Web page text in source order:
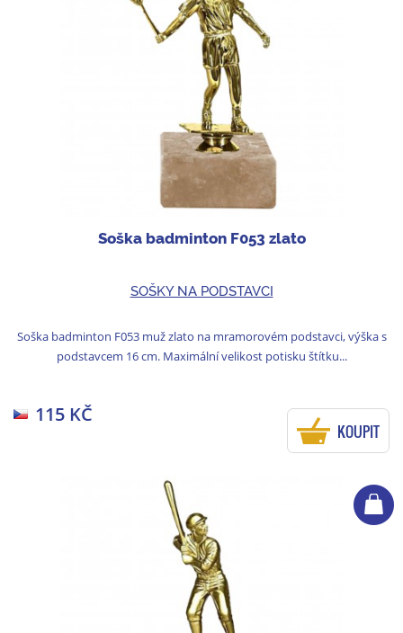
Soška badminton F053 zlato
SOŠKY NA PODSTAVCI
Soška badminton F053 muž zlato na mramorovém podstavci, výška s
podstavcem 16 cm. Maximální velikost potisku štítku...
115 KČ
KOUPIT